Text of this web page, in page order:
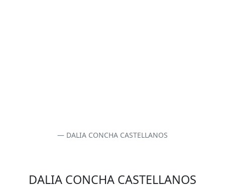
DALIA CONCHA CASTELLANOS
DALIA CONCHA CASTELLANOS